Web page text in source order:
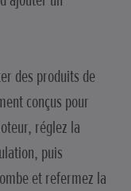
des produits de
conçus pour
réglez la
puis
et refermez la